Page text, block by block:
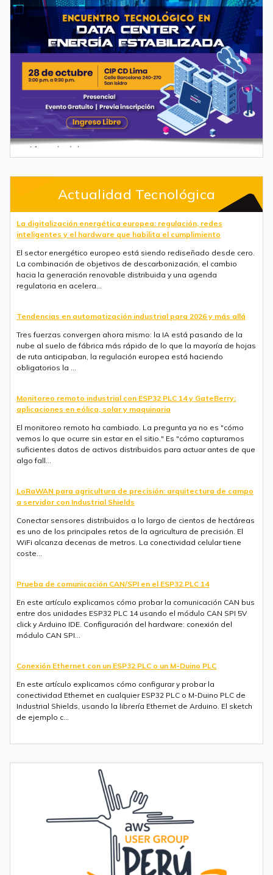
Actualidad Tecnológica
La digitalización energética europea: regulación, redes
inteligentes y el hardware que habilita el cumplimiento
El sector energético europeo está siendo rediseñado desde cero.
La combinación de objetivos de descarbonización, el cambio
hacia la generación renovable distribuida y una agenda
regulatoria en acelera...
Tendencias en automatización industrial para 2026 y más allá
Tres fuerzas convergen ahora mismo: la IA está pasando de la
nube al suelo de fábrica más rápido de lo que la mayoría de hojas
de ruta anticipaban, la regulación europea está haciendo
obligatorios la ...
Monitoreo remoto industrial con ESP32 PLC 14 y GateBerry:
aplicaciones en eólica, solar y maquinaria
El monitoreo remoto ha cambiado. La pregunta ya no es "cómo
vemos lo que ocurre sin estar en el sitio." Es "cómo capturamos
suficientes datos de activos distribuidos para actuar antes de que
algo fall...
LoRaWAN para agricultura de precisión: arquitectura de campo
a servidor con Industrial Shields
Conectar sensores distribuidos a lo largo de cientos de hectáreas
es uno de los principales retos de la agricultura de precisión. El
WiFi alcanza decenas de metros. La conectividad celular tiene
coste...
Prueba de comunicación CAN/SPI en el ESP32 PLC 14
En este artículo explicamos cómo probar la comunicación CAN bus
entre dos unidades ESP32 PLC 14 usando el módulo CAN SPI 5V
click y Arduino IDE. Configuración del hardware: conexión del
módulo CAN SPI...
Conexión Ethernet con un ESP32 PLC o un M-Duino PLC
En este artículo explicamos cómo configurar y probar la
conectividad Ethernet en cualquier ESP32 PLC o M-Duino PLC de
Industrial Shields, usando la librería Ethernet de Arduino. El sketch
de ejemplo c...
Introducción La integración de la comunicación 4G en PLCs
basados en ESP32 abre un sinfín de posibilidades para el IoT y la
automatización industrial. En una entrada anterior del blog,​ "Cómo
Tendencias transformadoras en robótica industrial para 2026 y
La robótica industrial ya no crece de forma constante — está